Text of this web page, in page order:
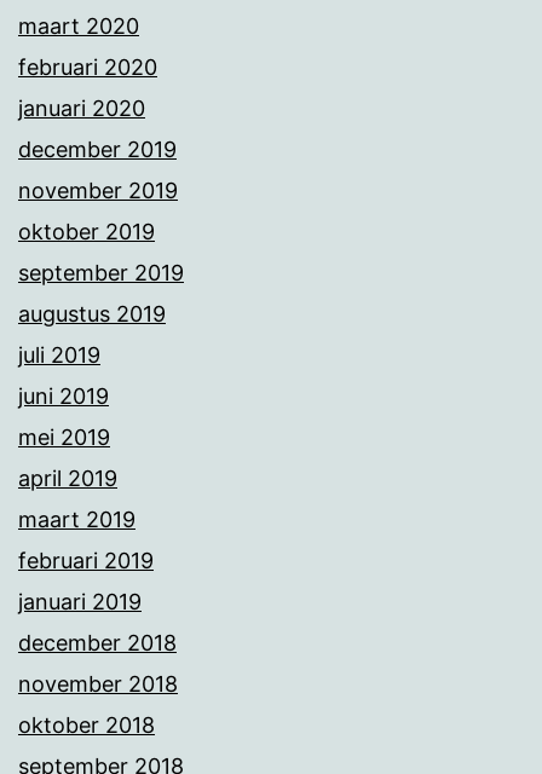
maart 2020
februari 2020
januari 2020
december 2019
november 2019
oktober 2019
september 2019
augustus 2019
juli 2019
juni 2019
mei 2019
april 2019
maart 2019
februari 2019
januari 2019
december 2018
november 2018
oktober 2018
september 2018